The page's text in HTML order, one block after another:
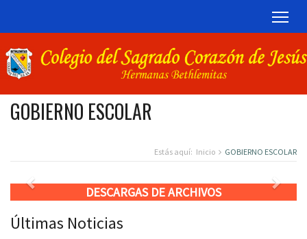
GOBIERNO ESCOLAR
Estás aquí: Inicio GOBIERNO ESCOLAR
Previous Next
DESCARGAS DE ARCHIVOS
Últimas Noticias